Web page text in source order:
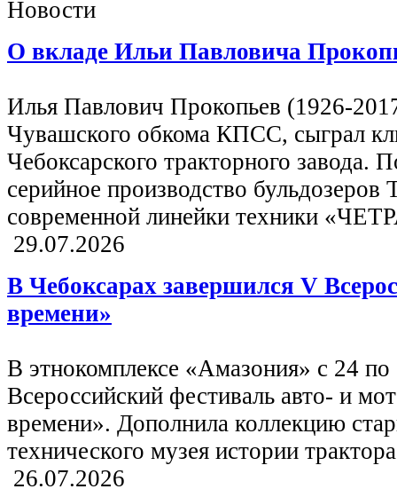
Новости
О вкладе Ильи Павловича
Илья Павлович Прокопьев (1926-
Чувашского обкома КПСС, сыграл
Чебоксарского тракторного завода.
серийное производство
современной линейки техники
29.07.2026
В Чебоксарах завершился V
времени»
В этнокомплексе «Амазония» с 24
Всероссийский фестиваль авто- и
времени». Дополнила коллекцию
технического музея истории
26.07.2026